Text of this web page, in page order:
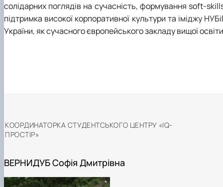
солідарних поглядів на сучасність, формування soft-
підтримка високої корпоративної культури та іміджу
України, як сучасного європейського закладу вищої
КООРДИНАТОРКА СТУДЕНТСЬКОГО ЦЕНТРУ «IQ-
ПРОСТІР»
ВЕРНИДУБ Софія Дмитрівна